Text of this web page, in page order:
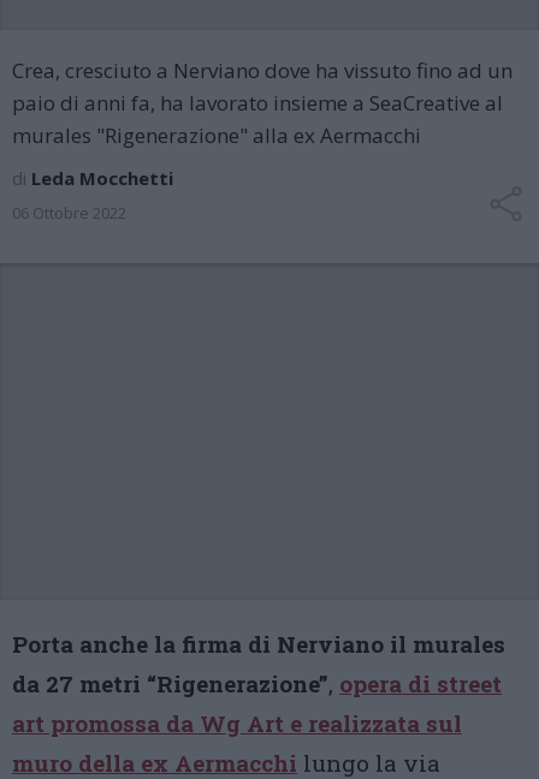
Crea, cresciuto a Nerviano dove ha vissuto fino ad un
paio di anni fa, ha lavorato insieme a SeaCreative al
murales "Rigenerazione" alla ex Aermacchi
di Leda Mocchetti
06 Ottobre 2022
Porta anche la firma di Nerviano il murales
da 27 metri “Rigenerazione”, opera di street
art promossa da Wg Art e realizzata sul
muro della ex Aermacchi lungo la via